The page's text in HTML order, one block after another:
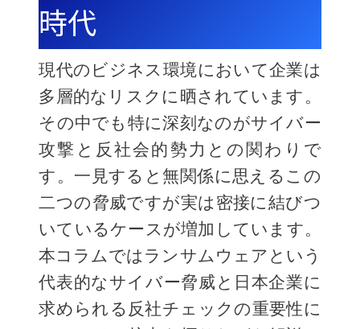
時代
現代のビジネス環境において企業は
多層的なリスクに晒されています。
その中でも特に深刻なのがサイバー
攻撃と反社会的勢力との関わりで
す。一見すると無関係に思えるこの
二つの脅威ですが実は密接に結びつ
いているケースが増加しています。
本コラムではランサムウェアという
代表的なサイバー脅威と日本企業に
求められる反社チェックの重要性に